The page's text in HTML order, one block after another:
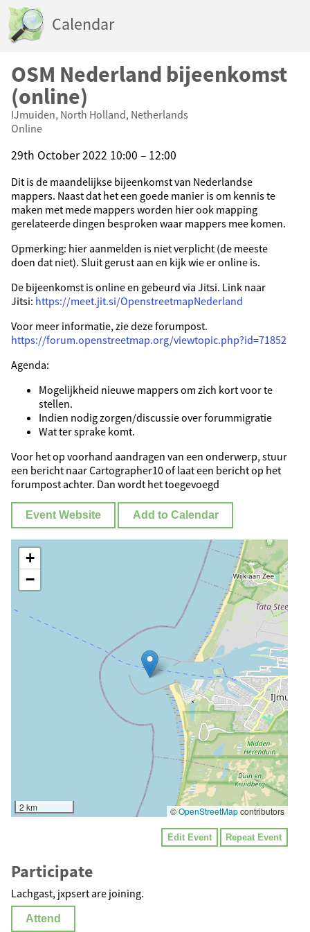
Calendar
OSM Nederland bijeenkomst
(online)
IJmuiden, North Holland, Netherlands
Online
29th October 2022 10:00 – 12:00
Dit is de maandelijkse bijeenkomst van Nederlandse
mappers. Naast dat het een goede manier is om kennis te
maken met mede mappers worden hier ook mapping
gerelateerde dingen besproken waar mappers mee komen.
Opmerking: hier aanmelden is niet verplicht (de meeste
doen dat niet). Sluit gerust aan en kijk wie er online is.
De bijeenkomst is online en gebeurd via Jitsi. Link naar
Jitsi: https://meet.jit.si/OpenstreetmapNederland
Voor meer informatie, zie deze forumpost.
https://forum.openstreetmap.org/viewtopic.php?id=71852
Agenda:
Mogelijkheid nieuwe mappers om zich kort voor te
stellen.
Indien nodig zorgen/discussie over forummigratie
Wat ter sprake komt.
Voor het op voorhand aandragen van een onderwerp, stuur
een bericht naar Cartographer10 of laat een bericht op het
forumpost achter. Dan wordt het toegevoegd
Event Website Add to Calendar
+
−
2 km ©OpenStreetMapcontributors
Edit Event Repeat Event
Participate
Lachgast, jxpsert are joining.
Attend